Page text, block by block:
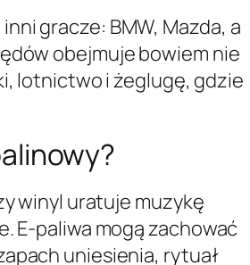
gracze: BMW, Mazda, a
obejmuje bowiem nie
lotnictwo i żeglugę, gdzie
winyl uratuje muzykę
E-paliwa mogą zachować
uniesienia, rytuał